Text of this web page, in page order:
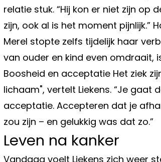
relatie stuk. “Hij kon er niet zijn op
zijn, ook al is het moment pijnlijk.”
Merel stopte zelfs tijdelijk haar
van ouder en kind even omdraait,
Boosheid en acceptatie Het ziek
lichaam", vertelt Liekens. “Je
acceptatie. Accepteren dat je
zou zijn – en gelukkig was dat zo.”
Leven na kanker
Vandaag voelt Liekens zich weer